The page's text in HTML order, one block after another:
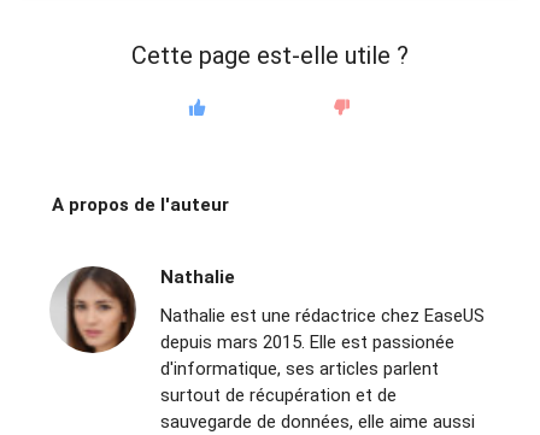
Cette page est-elle utile ?
A propos de l'auteur
Nathalie
Nathalie est une rédactrice chez EaseUS
depuis mars 2015. Elle est passionée
d'informatique, ses articles parlent
surtout de récupération et de
sauvegarde de données, elle aime aussi